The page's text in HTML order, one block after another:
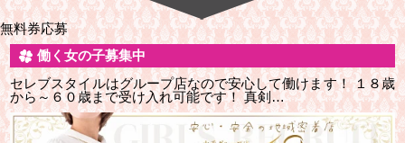
無料券応募
働く女の子募集中
セレブスタイルはグループ店なので安心して働けます！ １８歳
から～６０歳まで受け入れ可能です！ 真剣…